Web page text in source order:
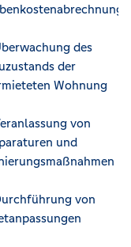
des
der
Wohnung
von
und
von